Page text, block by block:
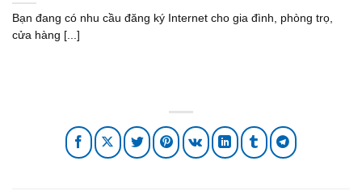
Bạn đang có nhu cầu đăng ký Internet cho gia đình, phòng trọ,
cửa hàng [...]